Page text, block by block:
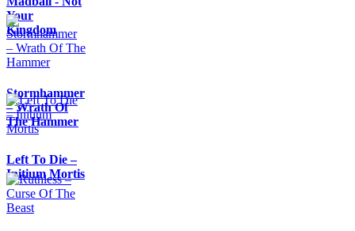
Your
Kingdom
Stormhammer
– Wrath Of
The Hammer
Left To Die –
Initium Mortis